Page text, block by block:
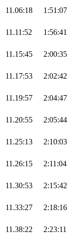
11.06:18 1:51:07
11.11:52 1:56:41
11.15:45 2:00:35
11.17:53 2:02:42
11.19:57 2:04:47
11.20:55 2:05:44
11.25:13 2:10:03
11.26:15 2:11:04
11.30:53 2:15:42
11.33:27 2:18:16
11.38:22 2:23:11